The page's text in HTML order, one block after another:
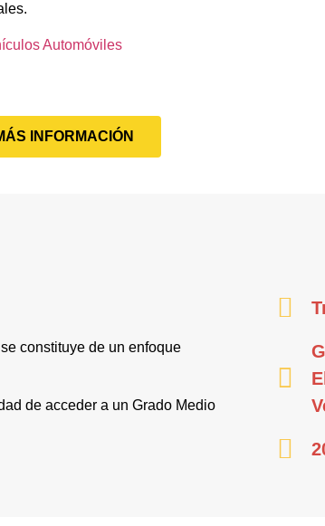
Automóviles
INFORMACIÓN
constituye de un enfoque
de acceder a un Grado Medio